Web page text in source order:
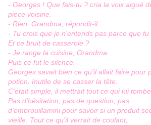
- Georges ! Que fais-tu ? cria la voix aiguë
pièce voisine.
- Rien, Grandma, répondit-il.
- Tu crois que je n'entends pas parce que
Et ce bruit de casserole ?
- Je range la cuisine, Grandma.
Puis ce fut le silence.
Georges savait bien ce qu'il allait faire pour
potion. Inutile de se casser la tête.
C'était simple, il mettrait tout ce qui lui
Pas d'hésitation, pas de question, pas
d'embrouillamini pour savoir si un produit
vieille. Tout ce qu'il verrait de coulant,